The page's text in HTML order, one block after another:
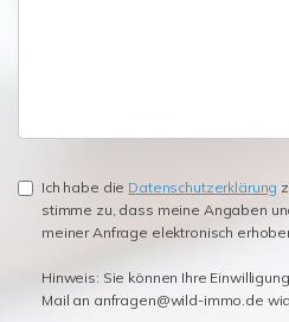
Ich habe die Datenschutzerklärung
stimme zu, dass meine Angaben
meiner Anfrage elektronisch
Hinweis: Sie können Ihre
Mail an anfragen@wild-immo.de